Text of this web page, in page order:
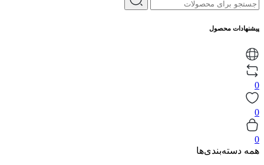
پیشنهادات محصول
0
0
0
همه دسته‌بندی‌ها